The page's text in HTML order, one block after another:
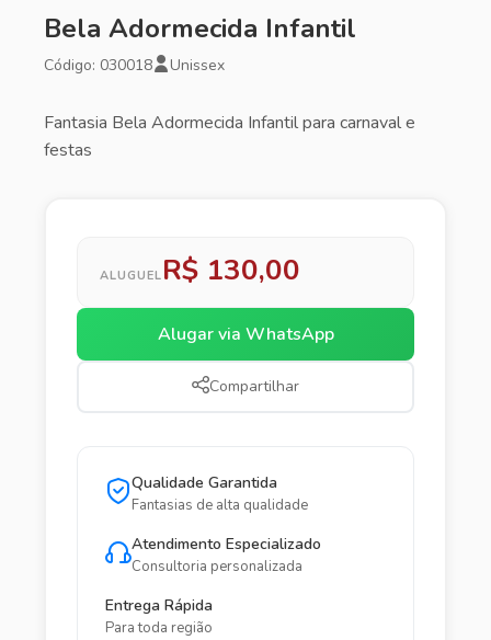
Bela Adormecida Infantil
Código: 030018 Unissex
Fantasia Bela Adormecida Infantil para carnaval e
festas
ALUGUEL R$ 130,00
Alugar via WhatsApp
Compartilhar
Qualidade Garantida
Fantasias de alta qualidade
Atendimento Especializado
Consultoria personalizada
Entrega Rápida
Para toda região